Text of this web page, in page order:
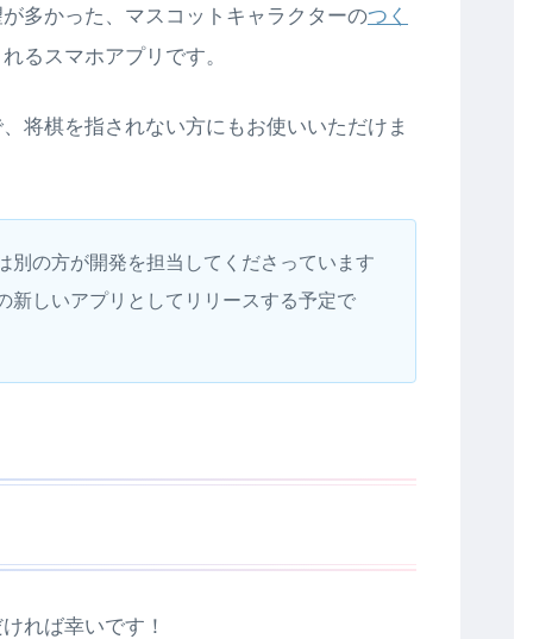
多かった、マスコットキャラクターのつく
るスマホアプリです。
将棋を指されない方にもお使いいただけま
別の方が開発を担当してくださっています
新しいアプリとしてリリースする予定で
れば幸いです！